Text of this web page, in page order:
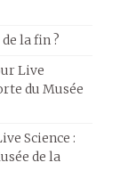
la fin ?
Live
du Musée
Science :
de la